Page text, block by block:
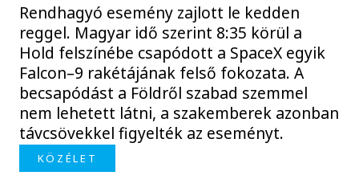
Rendhagyó esemény zajlott le kedden
reggel. Magyar idő szerint 8:35 körül a
Hold felszínébe csapódott a SpaceX egyik
Falcon–9 rakétájának felső fokozata. A
becsapódást a Földről szabad szemmel
nem lehetett látni, a szakemberek azonban
távcsövekkel figyelték az eseményt.
KÖZÉLET